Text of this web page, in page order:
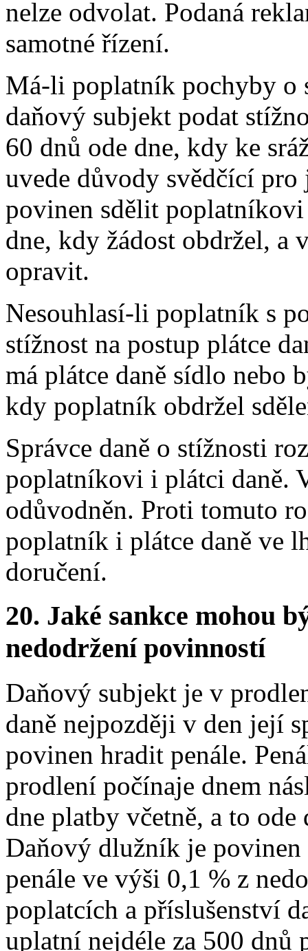
nelze odvolat. Podaná
samotné řízení.
Má-li poplatník pochyby o
daňový subjekt podat
60 dnů ode dne, kdy ke
uvede důvody svědčící pro
povinen sdělit poplatníkovi
dne, kdy žádost obdržel, a
opravit.
Nesouhlasí-li poplatník s
stížnost na postup plátce
má plátce daně sídlo nebo
kdy poplatník obdržel
Správce daně o stížnosti
poplatníkovi i plátci daně.
odůvodněn. Proti tomuto
poplatník i plátce daně ve
doručení.
20. Jaké sankce mohou
nedodržení povinností
Daňový subjekt je v
daně nejpozději v den její
povinen hradit penále.
prodlení počínaje dnem
dne platby včetně, a to
Daňový dlužník je
penále ve výši 0,1 % z
poplatcích a příslušenství
uplatní nejdéle za 500 dnů